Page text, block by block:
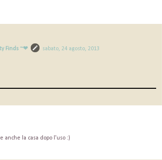
Finds ~❤
sabato, 24 agosto, 2013
anche la casa dopo l'uso :)